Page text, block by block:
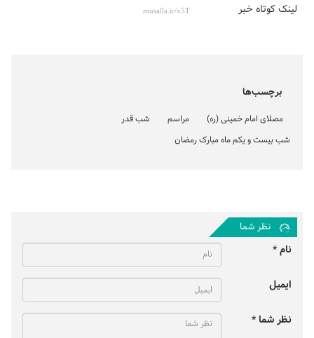
لینک کوتاه خبر
برچسب‌ها
مصلای امام خمینی (ره) مراسم
شب قدر
شب بیست و یکم ماه مبارک رمضان
نظر شما
نام *
ایمیل
نظر شما *